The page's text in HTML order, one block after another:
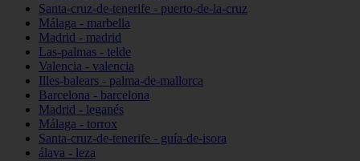
Santa-cruz-de-tenerife - puerto-de-la-cruz
Málaga - marbella
Madrid - madrid
Las-palmas - telde
Valencia - valencia
Illes-balears - palma-de-mallorca
Barcelona - barcelona
Madrid - leganés
Málaga - torrox
Santa-cruz-de-tenerife - guía-de-isora
álava - leza